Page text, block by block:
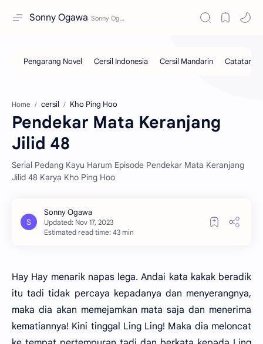
Sonny Ogawa
Home cersil Kho Ping Hoo
Pendekar Mata Keranjang
Jilid 48
Serial Pedang Kayu Harum Episode Pendekar Mata Keranjang
Jilid 48 Karya Kho Ping Hoo
Estimated read time: 43 min
Hay Hay menarik napas lega. Andai kata kakak beradik
itu tadi tidak percaya kepadanya dan menyerangnya,
maka dia akan memejamkan mata saja dan menerima
kematiannya! Kini tinggal Ling Ling! Maka dia meloncat